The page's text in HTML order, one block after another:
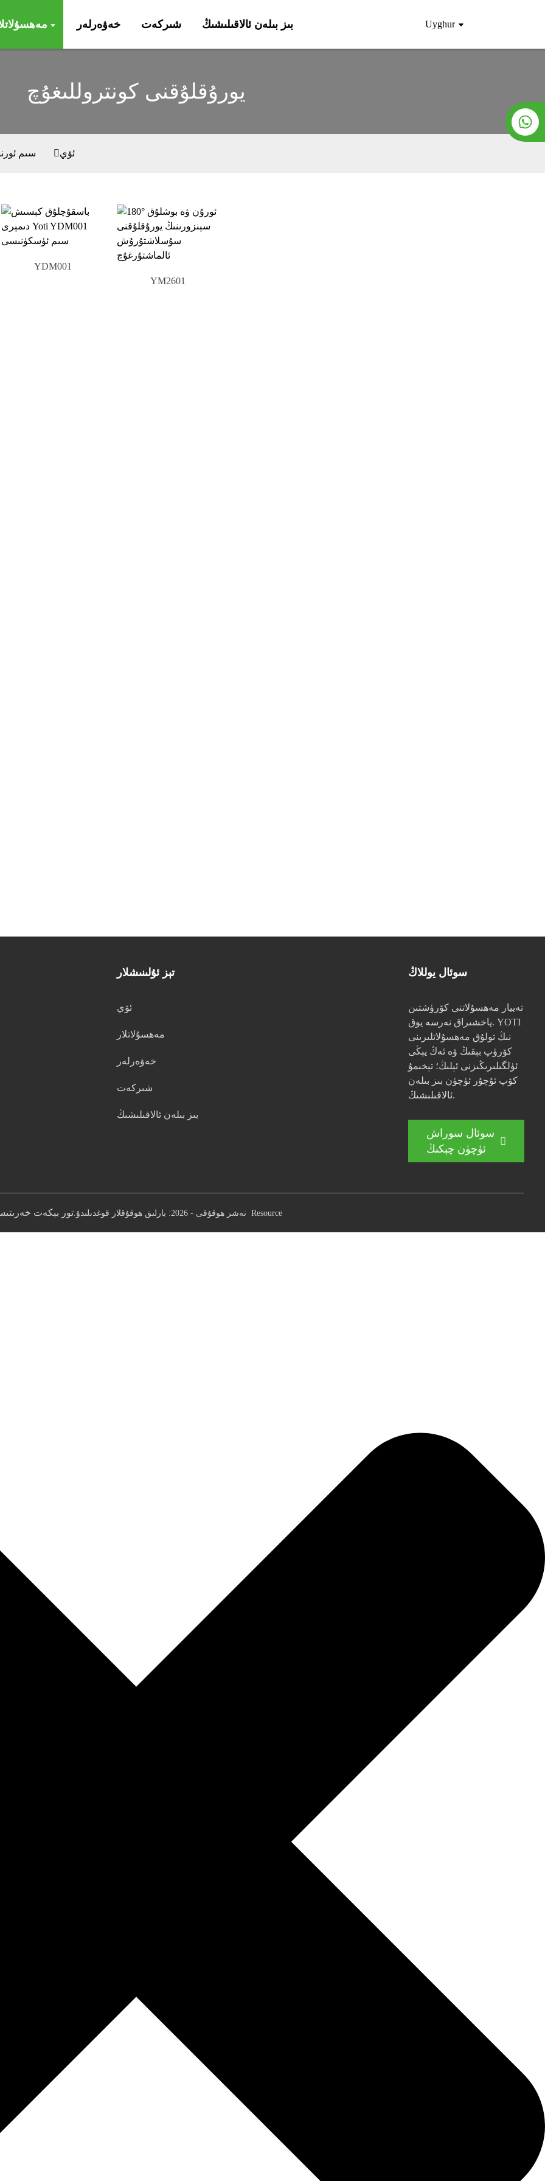
خەۋەرلەر شىركەت بىز بىلەن ئالاقىلىشىڭ Uyghur
يورۇقلۇقنى كونتروللىغۇچ
ئۆي سىم
YDM001
YM2601
تېز ئۇلىنىشلار
ئۆي
مەھسۇلاتلار
خەۋەرلەر
شىركەت
بىز بىلەن ئالاقىلىشىڭ
سوئال يوللاڭ
تەييار مەھسۇلاتنى كۆرۈشتىن
ياخشىراق نەرسە يوق. YOTI
نىڭ تولۇق مەھسۇلاتلىرىنى
كۆرۈپ بېقىڭ ۋە ئەڭ يېڭى
ئۈلگىلىرىڭىزنى ئېلىڭ؛ تېخىمۇ
كۆپ ئۇچۇر ئۈچۈن بىز بىلەن
ئالاقىلىشىڭ.
سوئال سوراش
ئۈچۈن چېكىڭ
© نەشر ھوقۇقى - 2026: بارلىق ھوقۇقلار قوغدىلىدۇ. تور بېكەت Resource